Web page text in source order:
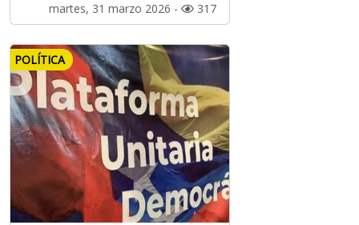
martes, 31 marzo 2026 - 317
POLÍTICA